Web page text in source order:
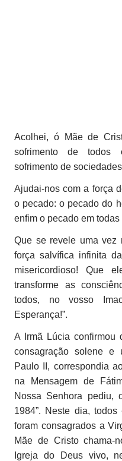
Acolhei, ó Mãe de
sofrimento de todos
sofrimento de
Ajudai-nos com a força
o pecado: o pecado do
enfim o pecado em
Que se revele uma vez
força salvífica infinita
misericordioso! Que
transforme as
todos, no vosso
Esperança!”.
A Irmã Lúcia confirmou
consagração solene e
Paulo II, correspondia
na Mensagem de
Nossa Senhora
1984”. Neste dia,
foram consagrados a
Mãe de Cristo chama-
Igreja do Deus vivo,